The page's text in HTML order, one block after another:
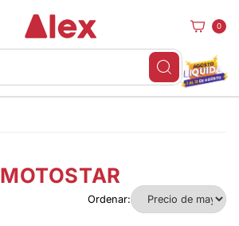
0
MOTOSTAR
Ordenar: